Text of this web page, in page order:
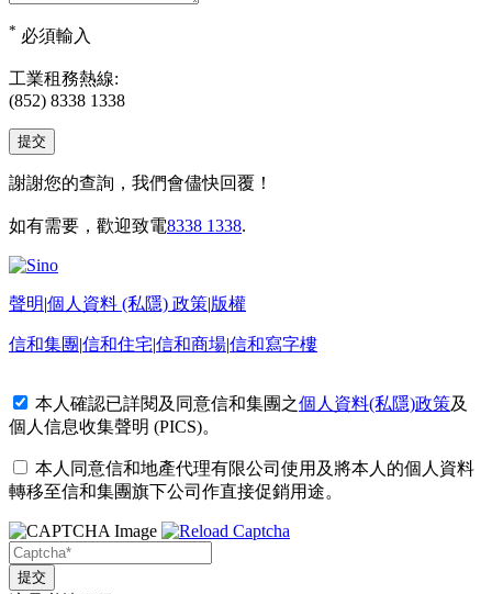
* 必須輸入
工業租務熱線:
(852) 8338 1338
謝謝您的查詢，我們會儘快回覆！
如有需要，歡迎致電8338 1338.
聲明|個人資料 (私隱) 政策|版權
信和集團|信和住宅|信和商場|信和寫字樓
本人確認已詳閱及同意信和集團之個人資料(私隱)政策及
個人信息收集聲明 (PICS)。
本人同意信和地產代理有限公司使用及將本人的個人資料
轉移至信和集團旗下公司作直接促銷用途。